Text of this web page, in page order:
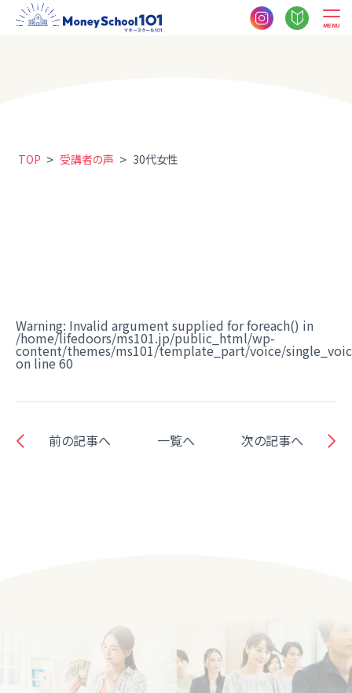
MENU
TOP > 受講者の声 > 30代女性
Warning: Invalid argument supplied for foreach() in
/home/lifedoors/ms101.jp/public_html/wp-
content/themes/ms101/template_part/voice/
on line 60
前の記事へ 一覧へ 次の記事へ